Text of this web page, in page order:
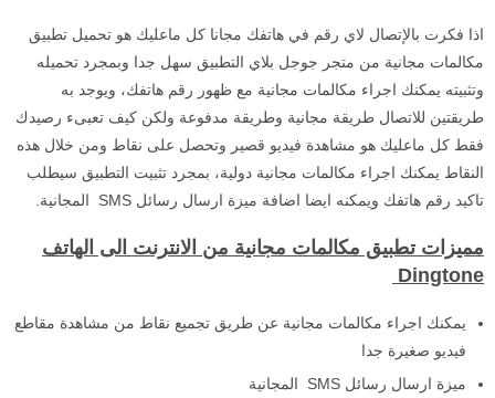
اذا فكرت بالإتصال لاي رقم في هاتفك مجانا كل ماعليك هو تحميل تطبيق
مكالمات مجانية من متجر جوجل بلاي التطبيق سهل جدا وبمجرد تحميله
وتثبيته يمكنك اجراء مكالمات مجانية مع ظهور رقم هاتفك، ويوجد به
طريقتين للاتصال طريقة مجانية وطريقة مدفوعة ولكن كيف تعبىء رصيدك
فقط كل ماعليك هو مشاهدة فيديو قصير وتحصل على نقاط ومن خلال هذه
النقاط يمكنك اجراء مكالمات مجانية دولية، بمجرد تثبيت التطبيق سيطلب
تاكيد رقم هاتفك ويمكنه ايضا اضافة ميزة ارسال رسائل SMS المجانية.
مميزات تطبيق مكالمات مجانية من الانترنت الى الهاتف
Dingtone
يمكنك اجراء مكالمات مجانية عن طريق تجميع نقاط من مشاهدة مقاطع
فيديو صغيرة جدا
ميزة ارسال رسائل SMS المجانية